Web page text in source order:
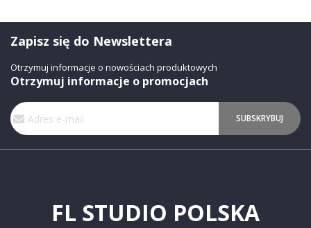
Zapisz się do Newslettera
Otrzymuj informacje o nowościach produktowych
Otrzymuj informacje o promocjach
Subskrybuj
nasz
newsletter:
SUBSKRYBUJ
FL STUDIO POLSKA